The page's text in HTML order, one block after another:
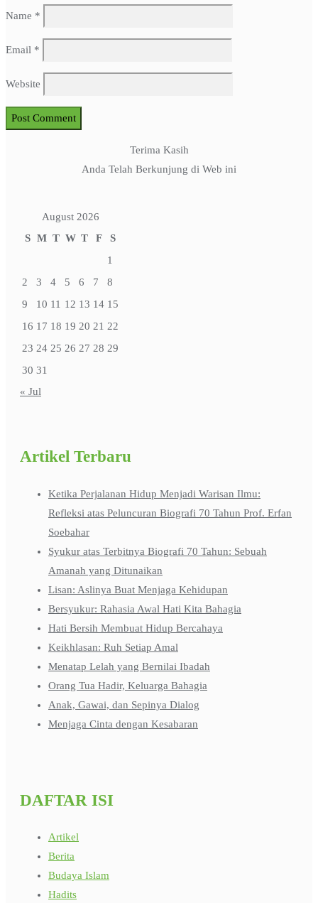
Name *
Email *
Website
Terima Kasih
Anda Telah Berkunjung di Web ini
August 2026
S M T W T F
S
1
2
3 4 5 6 7
8
9
10 11 12 13 14 15
16 17 18 19 20 21 22
23 24 25 26 27 28 29
30 31
« Jul
Artikel Terbaru
Ketika Perjalanan Hidup Menjadi Warisan Ilmu:
Refleksi atas Peluncuran Biografi 70 Tahun Prof. Erfan
Soebahar
Syukur atas Terbitnya Biografi 70 Tahun: Sebuah
Amanah yang Ditunaikan
Lisan: Aslinya Buat Menjaga Kehidupan
Bersyukur: Rahasia Awal Hati Kita Bahagia
Hati Bersih Membuat Hidup Bercahaya
Keikhlasan: Ruh Setiap Amal
Menatap Lelah yang Bernilai Ibadah
Orang Tua Hadir, Keluarga Bahagia
Anak, Gawai, dan Sepinya Dialog
Menjaga Cinta dengan Kesabaran
DAFTAR ISI
Artikel
Berita
Budaya Islam
Hadits